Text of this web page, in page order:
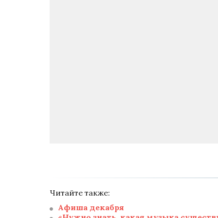
Читайте также:
Афиша декабря